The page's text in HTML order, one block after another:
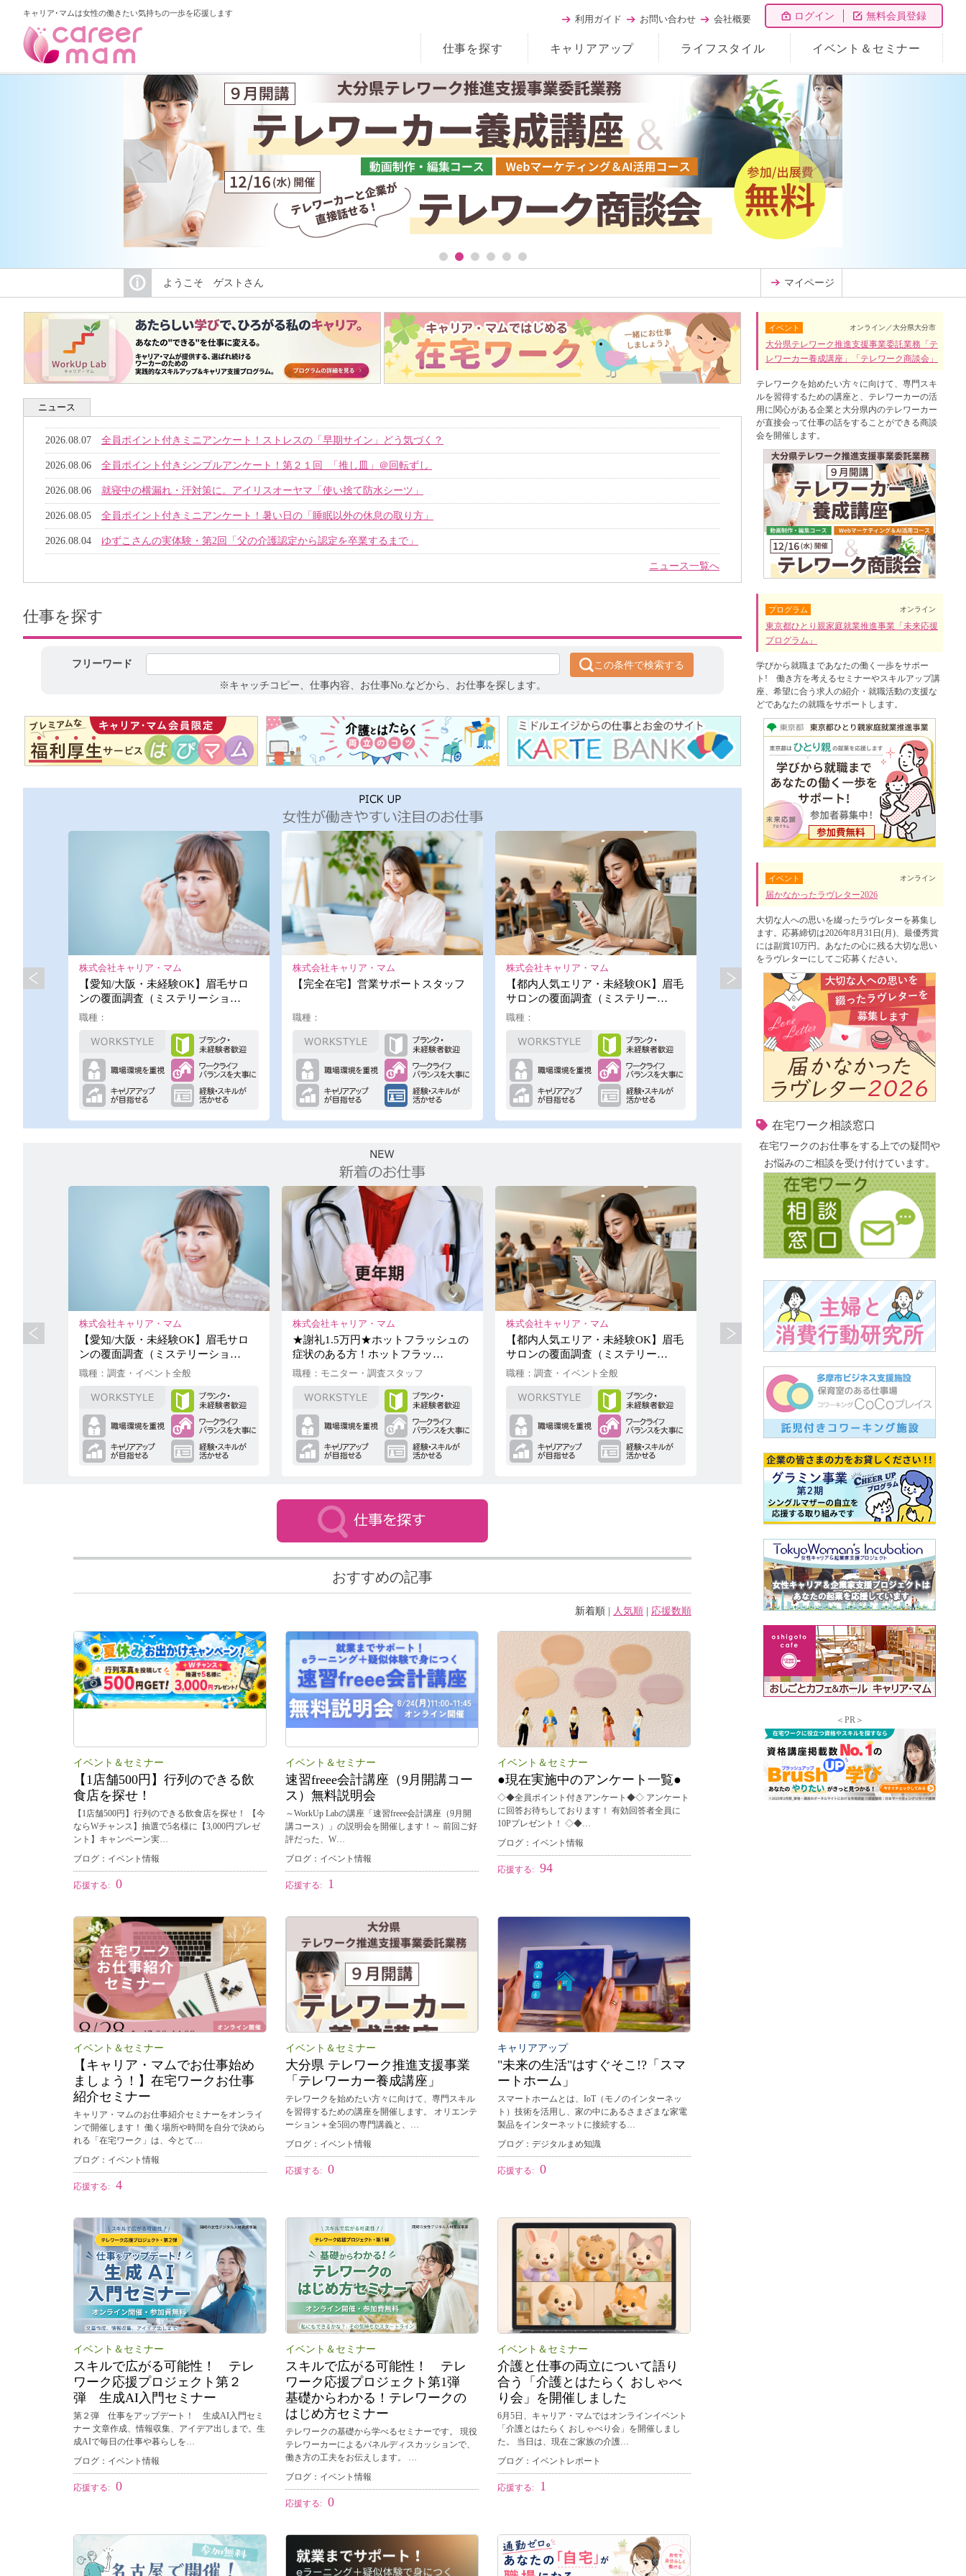
キャリア･マムは女性の働きたい気持ちの一歩を応援します ログイン 無料会員登録
仕事を探す キャリアアップ ライフスタイル イベント＆セミナー
利用ガイド お問い合わせ 会社概要
ようこそ ゲストさん マイページ
ニュース
2026.08.07 全員ポイント付きミニアンケート！ストレスの「早期サイン」どう気づく？
2026.08.06 全員ポイント付きシンプルアンケート！第２１回 「推し皿」＠回転ずし
2026.08.06 就寝中の横漏れ・汗対策に。アイリスオーヤマ「使い捨て防水シーツ」
2026.08.05 全員ポイント付きミニアンケート！暑い日の「睡眠以外の休息の取り方」
2026.08.04 ゆずこさんの実体験・第2回「父の介護認定から認定を卒業するまで」
ニュース一覧へ
仕事を探す
フリーワード この条件で検索する
※キャッチコピー、仕事内容、お仕事No.などから、お仕事を探します。
ンの覆
株式会社キャリア・マム
【愛知/大阪・未経験OK】眉毛サロ
ンの覆面調査（ミステリーショ…
職種：
株式会社キャリア・マム
【完全在宅】営業サポートスタッフ
職種：
株式会社キャリア・マム
【都内人気エリア・未経験OK】眉毛
サロンの覆面調査（ミステリー…
職種：
株式会社キャリア・マム
【神谷町・麻布十番】時給1,400円！
土日祝のみ可！ゲーム好き…
スマ
職種：
験や3D
株式会社キャリア・マム
【愛知/大阪・未経験OK】眉毛サロ
ンの覆面調査（ミステリーショ…
職種：調査・イベント全般
株式会社キャリア・マム
★謝礼1.5万円★ホットフラッシュの
症状のある方！ホットフラッ…
職種：モニター・調査スタッフ
株式会社キャリア・マム
【都内人気エリア・未経験OK】眉毛
サロンの覆面調査（ミステリー…
職種：調査・イベント全般
株式会社キャリア・マム
SNS投稿用の写真・動画撮影ができ
る方！大募集！
職種：事務・オフィスワーク全般
株式会
音声
おすすめの記事
新着順 人気順 応援数順
イベント＆セミナー
【1店舗500円】行列のできる飲
食店を探せ！
【1店舗500円】行列のできる飲食店を探せ！ 【今
ならWチャンス】抽選で5名様に【3,000円プレゼ
ント】キャンペーン実…
ブログ：イベント情報
応援する: 0
イベント＆セミナー
速習freee会計講座（9月開講コー
ス）無料説明会
～WorkUp Labの講座「速習freee会計講座（9月開
講コース）」の説明会を開催します！～ 前回ご好
評だった、W…
ブログ：イベント情報
応援する: 1
イベント＆セミナー
●現在実施中のアンケート一覧●
◇◆全員ポイント付きアンケート◆◇ アンケート
に回答お待ちしております！ 有効回答者全員に
10Pプレゼント！ ◇◆…
ブログ：イベント情報
応援する: 94
イベント＆セミナー
【キャリア・マムでお仕事始め
ましょう！】在宅ワークお仕事
紹介セミナー
キャリア・マムのお仕事紹介セミナーをオンライ
ンで開催します！ 働く場所や時間を自分で決めら
れる「在宅ワーク」は、今とて…
ブログ：イベント情報
応援する: 4
イベント＆セミナー
大分県 テレワーク推進支援事業
「テレワーカー養成講座」
テレワークを始めたい方々に向けて、専門スキル
を習得するための講座を開催します。 オリエンテ
ーション＋全5回の専門講義と、…
ブログ：イベント情報
応援する: 0
キャリアアップ
"未来の生活"はすぐそこ!?「スマ
ートホーム」
スマートホームとは、IoT（モノのインターネッ
ト）技術を活用し、家の中にあるさまざまな家電
製品をインターネットに接続する…
ブログ：デジタルまめ知識
応援する: 0
イベント＆セミナー
スキルで広がる可能性！ テレ
ワーク応援プロジェクト第２
弾 生成AI入門セミナー
第２弾 仕事をアップデート！ 生成AI入門セミ
ナー 文章作成、情報収集、アイデア出しまで。生
成AIで毎日の仕事や暮らしを…
ブログ：イベント情報
応援する: 0
イベント＆セミナー
スキルで広がる可能性！ テレ
ワーク応援プロジェクト第1弾
基礎からわかる！テレワークの
はじめ方セミナー
テレワークの基礎から学べるセミナーです。 現役
テレワーカーによるパネルディスカッションで、
働き方の工夫をお伝えします。 …
ブログ：イベント情報
応援する: 0
イベント＆セミナー
介護と仕事の両立について語り
合う「介護とはたらく おしゃべ
り会」を開催しました
6月5日、キャリア・マムではオンラインイベント
「介護とはたらく おしゃべり会」を開催しまし
た。 当日は、現在ご家族の介護…
ブログ：イベントレポート
応援する: 1
イベント オンライン／大分県大分市
大分県テレワーク推進支援事業委託業務「テ
レワーカー養成講座」「テレワーク商談会」
テレワークを始めたい方々に向けて、専門スキ
ルを習得するための講座と、テレワーカーの活
用に関心がある企業と大分県内のテレワーカー
が直接会って仕事の話をすることができる商談
会を開催します。
プログラム オンライン
東京都ひとり親家庭就業推進事業「未来応援
プログラム」
学びから就職まであなたの働く一歩をサポー
ト! 働き方を考えるセミナーやスキルアップ講
座、希望に合う求人の紹介・就職活動の支援な
どであなたの就職をサポートします。
イベント オンライン
届かなかったラヴレター2026
大切な人への思いを綴ったラヴレターを募集し
ます。応募締切は2026年8月31日(月)、最優秀賞
には副賞10万円。あなたの心に残る大切な思い
をラヴレターにしてご応募ください。
在宅ワーク相談窓口
在宅ワークのお仕事をする上での疑問や
お悩みのご相談を受け付けています。
＜PR＞